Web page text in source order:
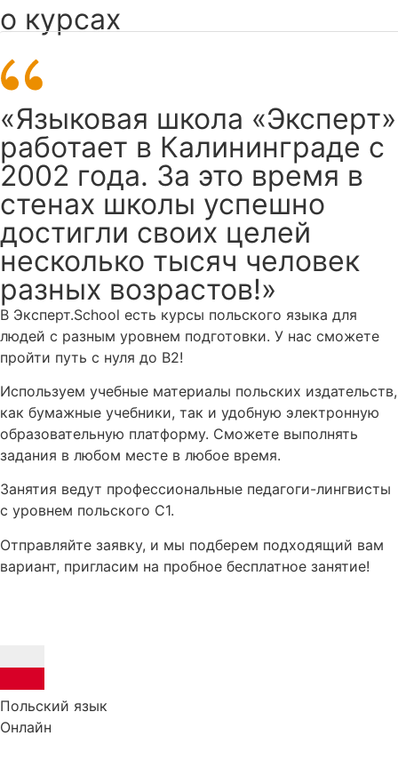
о курсах
«Языковая школа «Эксперт»
работает в Калининграде с
2002 года. За это время в
стенах школы успешно
достигли своих целей
несколько тысяч человек
разных возрастов!»
В Эксперт.School есть курсы польского языка для
людей с разным уровнем подготовки. У нас сможете
пройти путь с нуля до В2!
Используем учебные материалы польских издательств,
как бумажные учебники, так и удобную электронную
образовательную платформу. Сможете выполнять
задания в любом месте в любое время.
Занятия ведут профессиональные педагоги-лингвисты
с уровнем польского С1.
Отправляйте заявку, и мы подберем подходящий вам
вариант, пригласим на пробное бесплатное занятие!
Польский язык
Онлайн